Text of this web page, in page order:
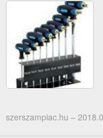
szerszampiac.hu –